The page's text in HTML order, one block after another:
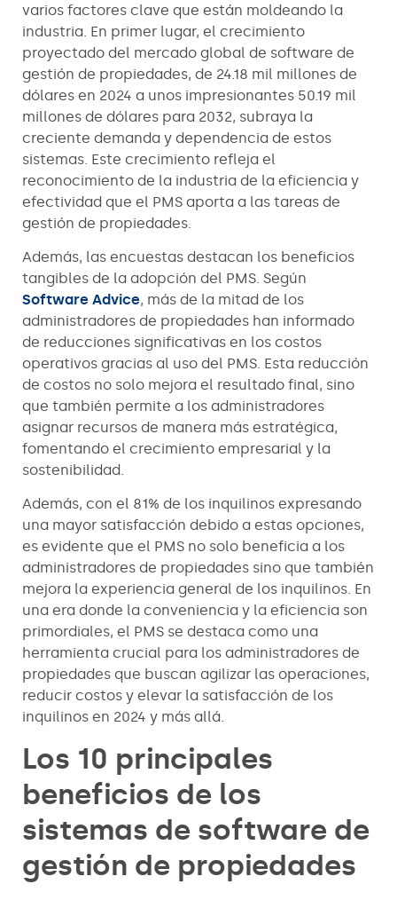
varios factores clave que están moldeando la
industria. En primer lugar, el crecimiento
proyectado del mercado global de software de
gestión de propiedades, de 24.18 mil millones de
dólares en 2024 a unos impresionantes 50.19 mil
millones de dólares para 2032, subraya la
creciente demanda y dependencia de estos
sistemas. Este crecimiento refleja el
reconocimiento de la industria de la eficiencia y
efectividad que el PMS aporta a las tareas de
gestión de propiedades.
Además, las encuestas destacan los beneficios
tangibles de la adopción del PMS. Según
Software Advice, más de la mitad de los
administradores de propiedades han informado
de reducciones significativas en los costos
operativos gracias al uso del PMS. Esta reducción
de costos no solo mejora el resultado final, sino
que también permite a los administradores
asignar recursos de manera más estratégica,
fomentando el crecimiento empresarial y la
sostenibilidad.
Además, con el 81% de los inquilinos expresando
una mayor satisfacción debido a estas opciones,
es evidente que el PMS no solo beneficia a los
administradores de propiedades sino que también
mejora la experiencia general de los inquilinos. En
una era donde la conveniencia y la eficiencia son
primordiales, el PMS se destaca como una
herramienta crucial para los administradores de
propiedades que buscan agilizar las operaciones,
reducir costos y elevar la satisfacción de los
inquilinos en 2024 y más allá.
Los 10 principales
beneficios de los
sistemas de software de
gestión de propiedades